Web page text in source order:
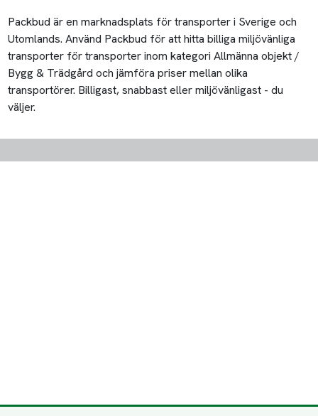
Packbud är en marknadsplats för transporter i Sverige och
Utomlands. Använd Packbud för att hitta billiga miljövänliga
transporter för transporter inom kategori Allmänna objekt /
Bygg & Trädgård och jämföra priser mellan olika
transportörer. Billigast, snabbast eller miljövänligast - du
väljer.